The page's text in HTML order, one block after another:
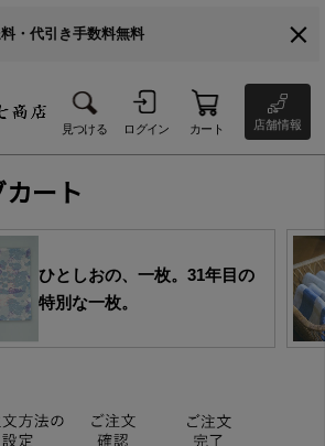
・代引き手数料無料
見つける ログイン カート 店舗情報
ート
ひとしおの、一枚。31年目の
特別な一枚。